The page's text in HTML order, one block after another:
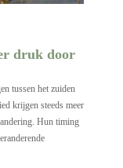
druk door
tussen het zuiden
krijgen steeds meer
Hun timing